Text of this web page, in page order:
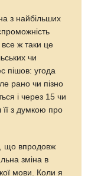
з найбільших
все ж таки це
чи
пішов: угода
рано чи пізно
і через 15 чи
з думкою про
що впродовж
зміна в
мови. Коли я